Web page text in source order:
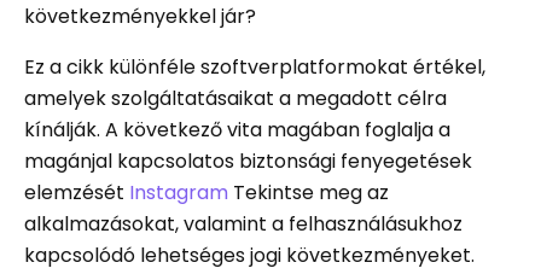
következményekkel jár?
Ez a cikk különféle szoftverplatformokat értékel,
amelyek szolgáltatásaikat a megadott célra
kínálják. A következő vita magában foglalja a
magánjal kapcsolatos biztonsági fenyegetések
elemzését Instagram Tekintse meg az
alkalmazásokat, valamint a felhasználásukhoz
kapcsolódó lehetséges jogi következményeket.